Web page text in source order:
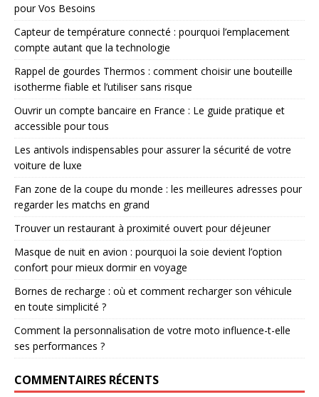
pour Vos Besoins
Capteur de température connecté : pourquoi l’emplacement
compte autant que la technologie
Rappel de gourdes Thermos : comment choisir une bouteille
isotherme fiable et l’utiliser sans risque
Ouvrir un compte bancaire en France : Le guide pratique et
accessible pour tous
Les antivols indispensables pour assurer la sécurité de votre
voiture de luxe
Fan zone de la coupe du monde : les meilleures adresses pour
regarder les matchs en grand
Trouver un restaurant à proximité ouvert pour déjeuner
Masque de nuit en avion : pourquoi la soie devient l’option
confort pour mieux dormir en voyage
Bornes de recharge : où et comment recharger son véhicule
en toute simplicité ?
Comment la personnalisation de votre moto influence-t-elle
ses performances ?
COMMENTAIRES RÉCENTS